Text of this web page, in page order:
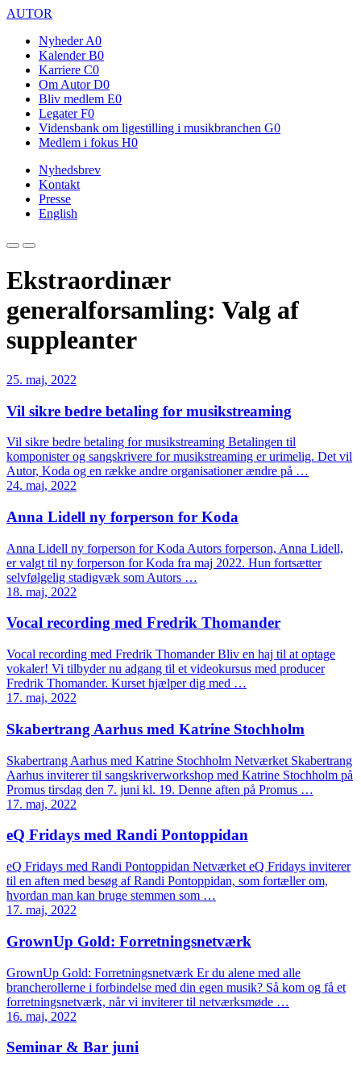
AUTOR
Nyheder A0
Kalender B0
Karriere C0
Om Autor D0
Bliv medlem E0
Legater F0
Vidensbank om ligestilling i musikbranchen G0
Medlem i fokus H0
Nyhedsbrev
Kontakt
Presse
English
Ekstraordinær
generalforsamling: Valg af
suppleanter
25. maj, 2022
Vil sikre bedre betaling for musikstreaming
Vil sikre bedre betaling for musikstreaming Betalingen til
komponister og sangskrivere for musikstreaming er urimelig. Det vil
Autor, Koda og en række andre organisationer ændre på …
24. maj, 2022
Anna Lidell ny forperson for Koda
Anna Lidell ny forperson for Koda Autors forperson, Anna Lidell,
er valgt til ny forperson for Koda fra maj 2022. Hun fortsætter
selvfølgelig stadigvæk som Autors …
18. maj, 2022
Vocal recording med Fredrik Thomander
Vocal recording med Fredrik Thomander Bliv en haj til at optage
vokaler! Vi tilbyder nu adgang til et videokursus med producer
Fredrik Thomander. Kurset hjælper dig med …
17. maj, 2022
Skabertrang Aarhus med Katrine Stochholm
Skabertrang Aarhus med Katrine Stochholm Netværket Skabertrang
Aarhus inviterer til sangskriverworkshop med Katrine Stochholm på
Promus tirsdag den 7. juni kl. 19. Denne aften på Promus …
17. maj, 2022
eQ Fridays med Randi Pontoppidan
eQ Fridays med Randi Pontoppidan Netværket eQ Fridays inviterer
til en aften med besøg af Randi Pontoppidan, som fortæller om,
hvordan man kan bruge stemmen som …
17. maj, 2022
GrownUp Gold: Forretningsnetværk
GrownUp Gold: Forretningsnetværk Er du alene med alle
brancherollerne i forbindelse med din egen musik? Så kom og få et
forretningsnetværk, når vi inviterer til netværksmøde …
16. maj, 2022
Seminar & Bar juni